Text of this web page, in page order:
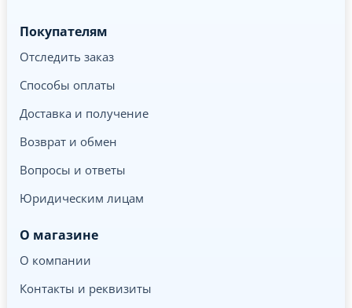
Покупателям
Отследить заказ
Способы оплаты
Доставка и получение
Возврат и обмен
Вопросы и ответы
Юридическим лицам
О магазине
О компании
Контакты и реквизиты